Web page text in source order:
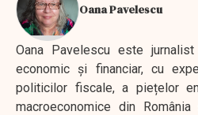
Oana Pavelescu
Oana Pavelescu este
economic și financiar, cu
politicilor fiscale, a piețelor
macroeconomice din